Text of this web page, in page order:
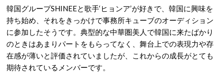
韓国グループSHINEEと歌手‘ヒョンア’が好きで、韓国に興味を
持ち始め、それをきっかけで事務所キューブのオーディション
に参加したそうです。典型的な中華圏美人で韓国に来たばかり
のときはあまりパートをもらってなく、舞台上での表現力や存
在感が薄いと評価されていましたが、これからの成長がとても
期待されているメンバーです。